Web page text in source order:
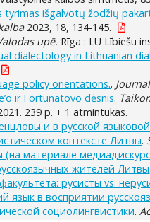
tyrimas išgalvotų žodžių
2023, 18, 134-145.
upē. Rīga : LU Lībiešu
dialectology in Lithuanian
policy orientations..
ir Fortunatovo dėsnis.
239 p. + 1 atmintukas.
и в русской
контексте Литвы.
материале
жителей Литвы
русисты vs.
язык в восприятии
социолингвистики.